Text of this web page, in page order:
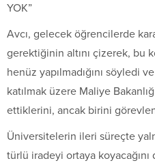
YOK”
Avcı, gelecek öğrencilerde
gerektiğinin altını çizerek, bu
henüz yapılmadığını söyledi
katılmak üzere Maliye
ettiklerini, ancak birini
Üniversitelerin ileri süreçte
türlü iradeyi ortaya